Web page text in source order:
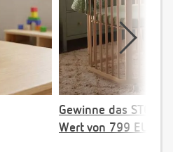
Gewinne das
Wert von 799 EUR